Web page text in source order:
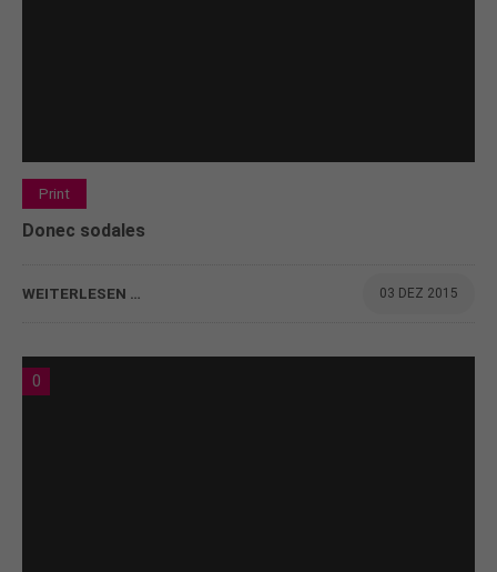
Print
Donec sodales
WEITERLESEN … 03 DEZ 2015
0